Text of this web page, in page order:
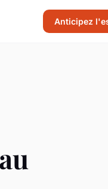
Anticipez